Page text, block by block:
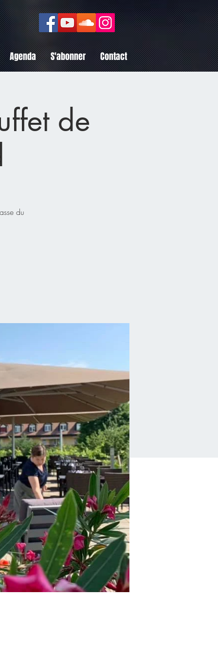
Agenda S'abonner Contact
de
du